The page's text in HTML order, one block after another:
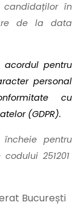
în
de la data
pentru
personal
cu
(GDPR).
pentru
251201
București